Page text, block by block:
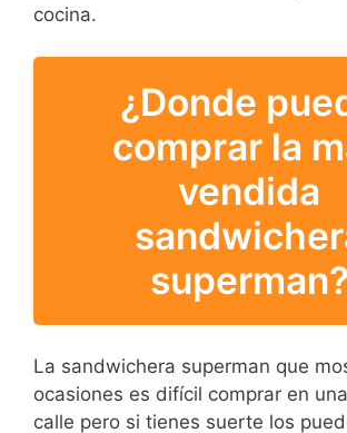
cocina.
¿Donde
comprar la
vendida
superman?
La sandwichera superman que
ocasiones es difícil comprar en
calle pero si tienes suerte los